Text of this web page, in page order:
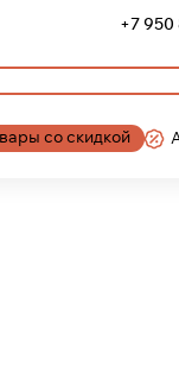
+7
со скидкой